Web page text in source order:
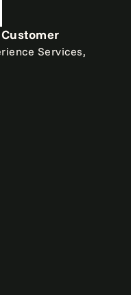
Services,